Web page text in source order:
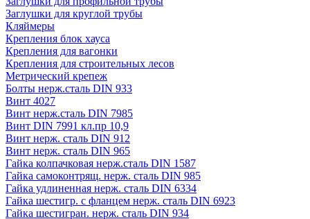
Заглушки для круглой трубы
Кляймеры
Крепления блок хауса
Крепления для вагонки
Крепления для строительных лесов
Метрический крепеж
Болты нерж.сталь DIN 933
Винт 4027
Винт нерж.сталь DIN 7985
Винт DIN 7991 кл.пр 10,9
Винт нерж. сталь DIN 912
Винт нерж. сталь DIN 965
Гайка колпачковая нерж.сталь DIN 1587
Гайка самоконтрящ. нерж. сталь DIN 985
Гайка удлиненная нерж. сталь DIN 6334
Гайка шестигр. с фланцем нерж. сталь DIN 6923
Гайка шестигран. нерж. сталь DIN 934